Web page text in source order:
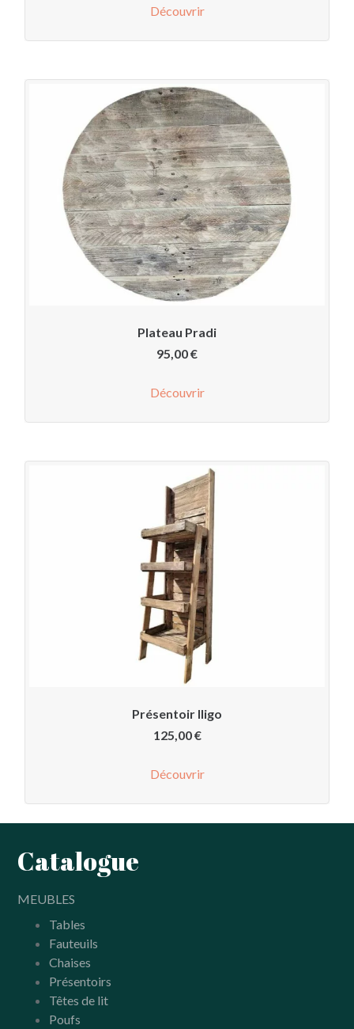
Découvrir
Plateau Pradi
95,00€
Découvrir
Présentoir Iligo
125,00€
Découvrir
Catalogue
MEUBLES
Tables
Fauteuils
Chaises
Présentoirs
Têtes de lit
Poufs